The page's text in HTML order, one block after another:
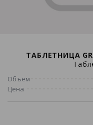
ТАБЛЕТНИЦА
Объём
Цена